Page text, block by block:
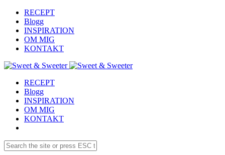
RECEPT
Blogg
INSPIRATION
OM MIG
KONTAKT
RECEPT
Blogg
INSPIRATION
OM MIG
KONTAKT